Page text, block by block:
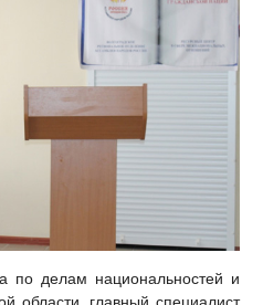
по делам национальностей и
области, главный специалист